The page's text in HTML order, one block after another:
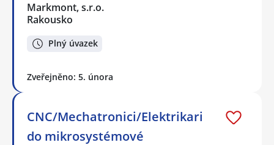
Markmont, s.r.o.
Rakousko
Plný úvazek
Zveřejněno: 5. února
CNC/Mechatronici/Elektrikari
do mikrosystémové